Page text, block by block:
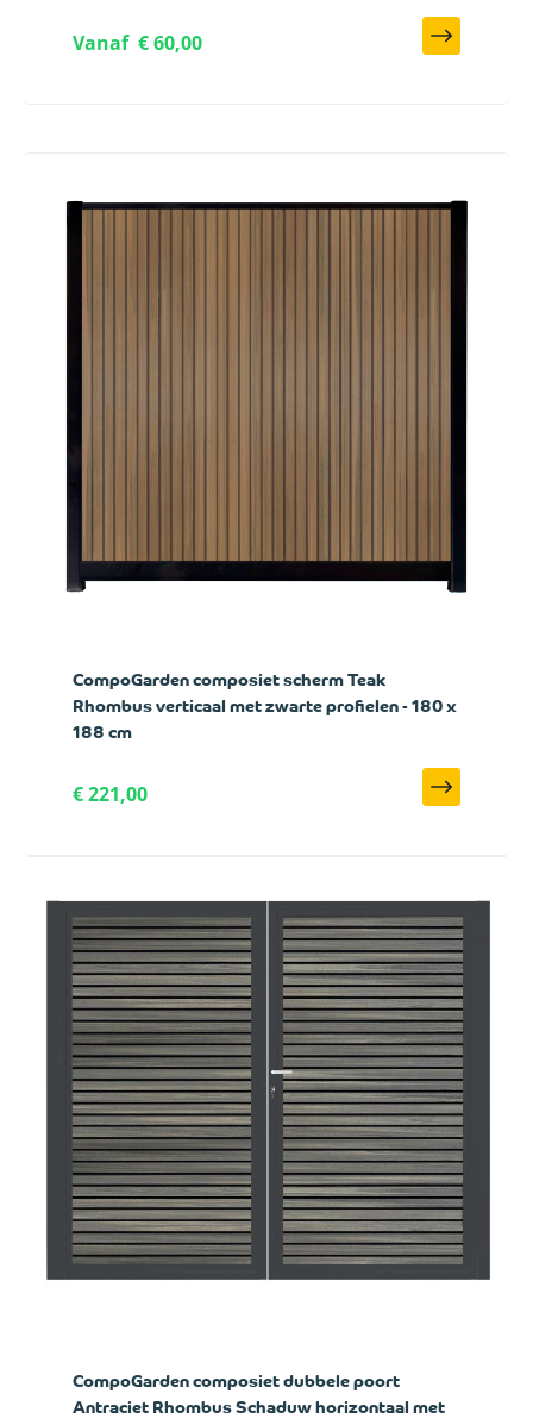
€ 60,00
Vanaf
CompoGarden composiet scherm Teak
Rhombus verticaal met zwarte profielen - 180 x
188 cm
€ 221,00
CompoGarden composiet dubbele poort
Antraciet Rhombus Schaduw horizontaal met